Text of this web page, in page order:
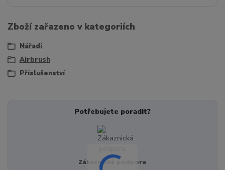
Zboží zařazeno v kategoriích
Nářadí
Airbrush
Příslušenství
Potřebujete poradit?
Zákaznická podpora